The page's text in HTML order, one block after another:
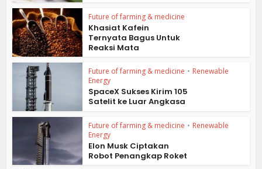
Future of farming & medicine
Khasiat Kafein
Ternyata Bagus Untuk
Reaksi Mata
Future of farming & medicine • Renewable
Energy
SpaceX Sukses Kirim 105
Satelit ke Luar Angkasa
Future of farming & medicine • Renewable
Energy
Elon Musk Ciptakan
Robot Penangkap Roket